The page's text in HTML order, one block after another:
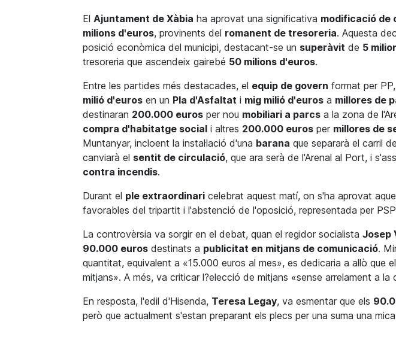
El Ajuntament de Xàbia ha aprovat una significativa modificació de
milions d'euros, provinents del romanent de tresoreria. Aquesta
posició econòmica del municipi, destacant-se un superàvit de 5
tresoreria que ascendeix gairebé 50 milions d'euros.
Entre les partides més destacades, el equip de govern format per
milió d'euros en un Pla d'Asfaltat i mig milió d'euros a millores de
destinaran 200.000 euros per nou mobiliari a parcs a la zona de
compra d'habitatge social i altres 200.000 euros per millores de
Muntanyar, incloent la instal·lació d'una barana que separarà el carril
canviarà el sentit de circulació, que ara serà de l'Arenal al Port, i
contra incendis.
Durant el ple extraordinari celebrat aquest matí, on s'ha aprovat
favorables del tripartit i l'abstenció de l'oposició, representada per
La controvèrsia va sorgir en el debat, quan el regidor socialista Josep
90.000 euros destinats a publicitat en mitjans de comunicació.
quantitat, equivalent a «15.000 euros al mes», es dedicaria a allò que
mitjans». A més, va criticar l?elecció de mitjans «sense arrelament a la
En resposta, l'edil d'Hisenda, Teresa Legay, va esmentar que els
però que actualment s'estan preparant els plecs per una suma una